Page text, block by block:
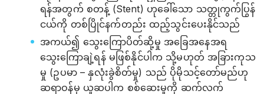
ရန်အတွက် စတန့် (Stent) ဟုခေါ်သော သတ္တုကွက်ပြွန်
ငယ်ကို တစ်ပြိုင်နက်တည်း ထည့်သွင်းပေးနိုင်သည်
အကယ်၍ သွေးကြောပိတ်ဆို့မှု အခြေအနေအရ
သွေးကြောချဲ့ရန် မဖြစ်နိုင်ပါက သို့မဟုတ် အခြားကုသ
မှု (ဥပမာ – နှလုံးခွဲစိတ်မှု) သည် ပိုမိုသင့်တော်မည်ဟု
ဆရာဝန်မှ ယူဆပါက စစ်ဆေးမှုကို ဆက်လက်